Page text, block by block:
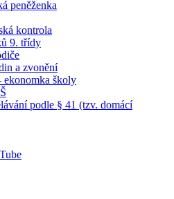
peněženka
kontrola
9. třídy
a zvonění
ekonomka školy
podle § 41 (tzv. domácí